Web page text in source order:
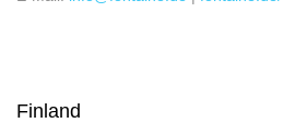
Finland